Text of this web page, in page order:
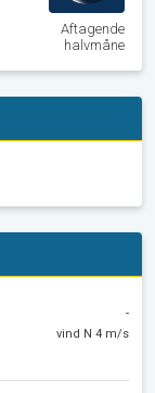
Aftagende
halvmåne
-
vind N 4 m/s